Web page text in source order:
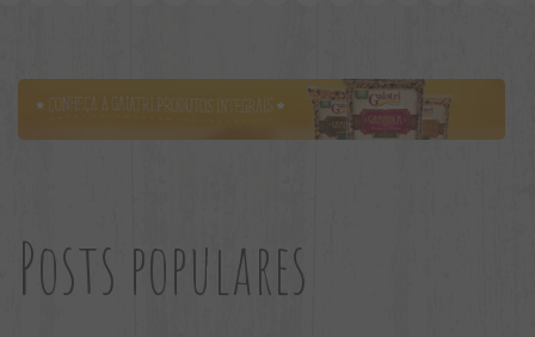
Posts populares